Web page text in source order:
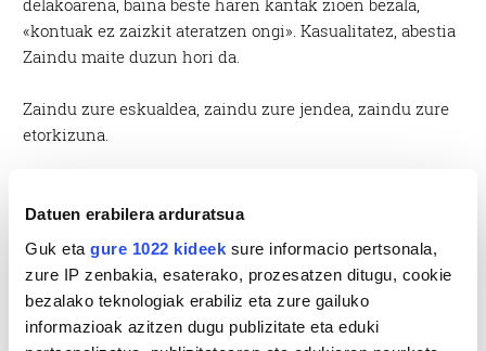
Datuen erabilera arduratsua
Guk eta gure 1022 kideek sure informacio pertsonala,
zure IP zenbakia, esaterako, prozesatzen ditugu, cookie
bezalako teknologiak erabiliz eta zure gailuko
informazioak azitzen dugu publizitate eta eduki
delakoarena, baina beste haren kantak zioen bezala,
«kontuak ez zaizkit ateratzen ongi». Kasualitatez, abestia
Zaindu maite duzun hori da.
Zaindu zure eskualdea, zaindu zure jendea, zaindu zure
etorkizuna.